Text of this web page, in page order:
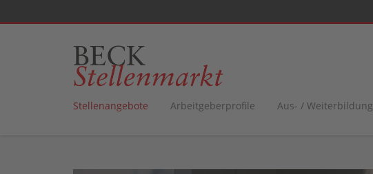
Stellenangebote Arbeitgeberprofile Aus- / Weiterbildung